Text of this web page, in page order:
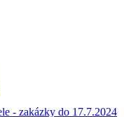
- zakázky do 17.7.2024